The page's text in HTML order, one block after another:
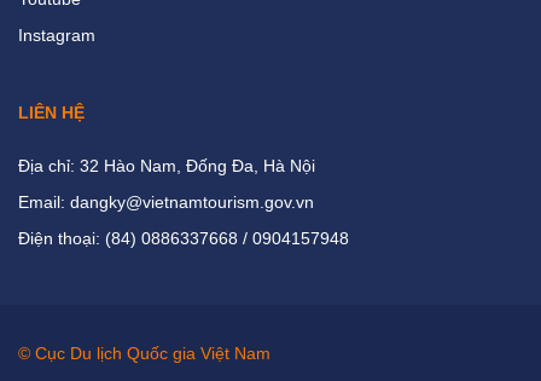
Instagram
LIÊN HỆ
Địa chỉ: 32 Hào Nam, Đống Đa, Hà Nội
Email: dangky@vietnamtourism.gov.vn
Điện thoại: (84) 0886337668 / 0904157948
© Cục Du lịch Quốc gia Việt Nam